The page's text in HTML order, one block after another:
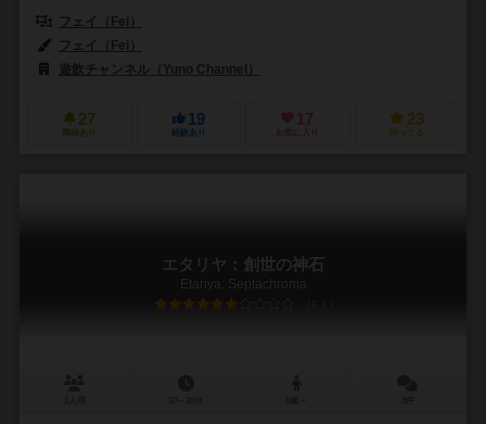
フェイ（Fei）
フェイ（Fei）
遊飲チャンネル（Yuno Channel）
27
興味あり
19
経験あり
17
お気に入り
23
持ってる
エタリヤ：創世の神石
Etariya: Septachroma
6.1